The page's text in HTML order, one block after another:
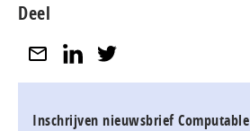
Deel
Inschrijven nieuwsbrief Computable